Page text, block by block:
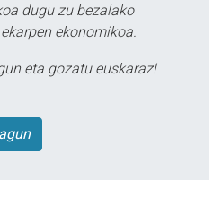
dugu zu bezalako
ekonomikoa.
eta gozatu euskaraz!